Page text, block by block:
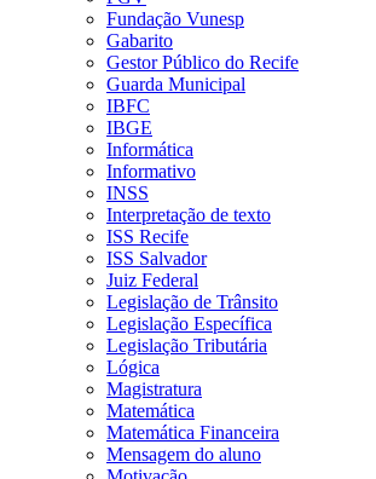
Fundação Vunesp
Gabarito
Gestor Público do Recife
Guarda Municipal
IBFC
IBGE
Informática
Informativo
INSS
Interpretação de texto
ISS Recife
ISS Salvador
Juiz Federal
Legislação de Trânsito
Legislação Específica
Legislação Tributária
Lógica
Magistratura
Matemática
Matemática Financeira
Mensagem do aluno